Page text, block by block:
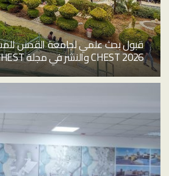
قبول بحث علمي لجامعة القدس
CHEST 2026 والنشر في مجلة CHEST المرموقة